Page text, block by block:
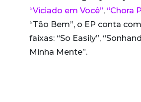
“Viciado em Você”, “Chora
“Tão Bem”, o EP conta
faixas: “So Easily”,
Minha Mente”.